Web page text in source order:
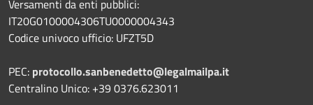
Versamenti da enti pubblici:
IT20G0100004306TU0000004343
Codice univoco ufficio: UFZT5D
PEC: protocollo.sanbenedetto@legalmailpa.it
Centralino Unico: +39 0376.623011